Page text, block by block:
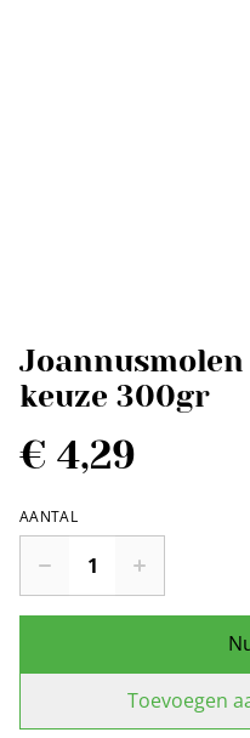
keuze 300gr
€ 4,29
AANTAL
Toevoegen